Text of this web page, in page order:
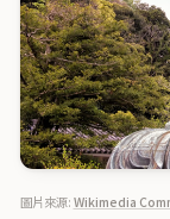
圖片來源: Wikimedia